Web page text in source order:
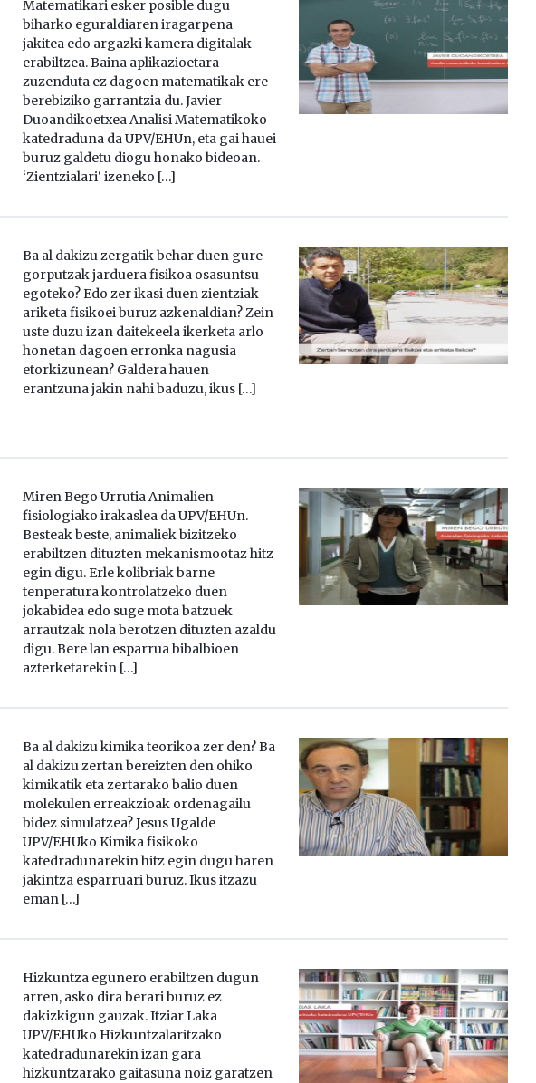
Matematikari esker posible dugu
biharko eguraldiaren iragarpena
jakitea edo argazki kamera digitalak
erabiltzea. Baina aplikazioetara
zuzenduta ez dagoen matematikak ere
berebiziko garrantzia du. Javier
Duoandikoetxea Analisi Matematikoko
katedraduna da UPV/EHUn, eta gai hauei
buruz galdetu diogu honako bideoan.
‘Zientzialari‘ izeneko […]
Ba al dakizu zergatik behar duen gure
gorputzak jarduera fisikoa osasuntsu
egoteko? Edo zer ikasi duen zientziak
ariketa fisikoei buruz azkenaldian? Zein
uste duzu izan daitekeela ikerketa arlo
honetan dagoen erronka nagusia
etorkizunean? Galdera hauen
erantzuna jakin nahi baduzu, ikus […]
Miren Bego Urrutia Animalien
fisiologiako irakaslea da UPV/EHUn.
Besteak beste, animaliek bizitzeko
erabiltzen dituzten mekanismootaz hitz
egin digu. Erle kolibriak barne
tenperatura kontrolatzeko duen
jokabidea edo suge mota batzuek
arrautzak nola berotzen dituzten azaldu
digu. Bere lan esparrua bibalbioen
azterketarekin […]
Ba al dakizu kimika teorikoa zer den? Ba
al dakizu zertan bereizten den ohiko
kimikatik eta zertarako balio duen
molekulen erreakzioak ordenagailu
bidez simulatzea? Jesus Ugalde
UPV/EHUko Kimika fisikoko
katedradunarekin hitz egin dugu haren
jakintza esparruari buruz. Ikus itzazu
eman […]
Hizkuntza egunero erabiltzen dugun
arren, asko dira berari buruz ez
dakizkigun gauzak. Itziar Laka
UPV/EHUko Hizkuntzalaritzako
katedradunarekin izan gara
hizkuntzarako gaitasuna noiz garatzen